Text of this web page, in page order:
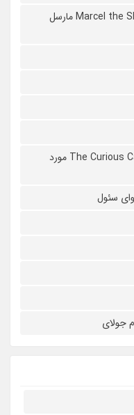
دانلود فیلم Marcel the Shell with Shoes On 2021 مارسل
دانلود فیلم The Curious Case of Dolphin Bay 2022 مورد